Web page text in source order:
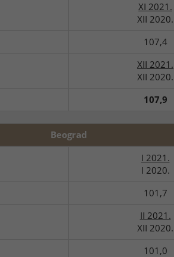
XI 2021.
XII 2020.
107,4
XII 2021.
XII 2020.
107,9
Beograd
I 2021.
I 2020.
101,7
II 2021.
XII 2020.
101,0